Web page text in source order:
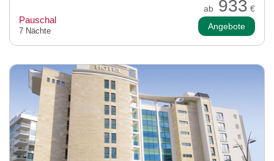
ab 933 €
Pauschal
7 Nächte Angebote